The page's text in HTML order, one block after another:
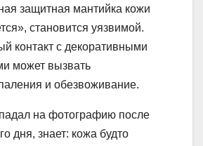
защитная мантийка кожи
становится уязвимой.
контакт с декоративными
может вызвать
и обезвоживание.
на фотографию после
дня, знает: кожа будто